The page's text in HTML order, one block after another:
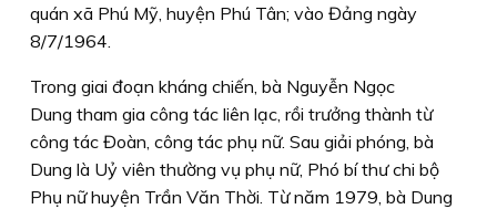
quán xã Phú Mỹ, huyện Phú Tân; vào Đảng ngày
8/7/1964.
Trong giai đoạn kháng chiến, bà Nguyễn Ngọc
Dung tham gia công tác liên lạc, rồi trưởng thành từ
công tác Đoàn, công tác phụ nữ. Sau giải phóng, bà
Dung là Uỷ viên thường vụ phụ nữ, Phó bí thư chi bộ
Phụ nữ huyện Trần Văn Thời. Từ năm 1979, bà Dung